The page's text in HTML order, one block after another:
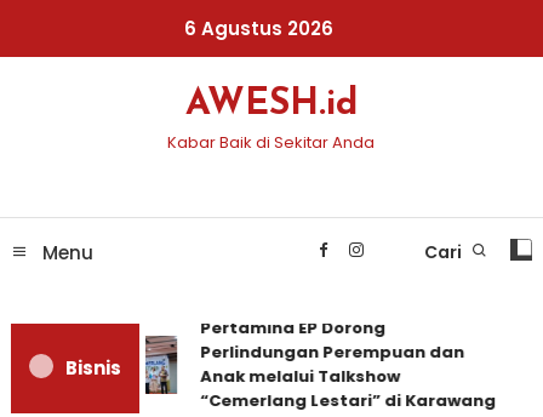
6 Agustus 2026
AWESH.id
Kabar Baik di Sekitar Anda
Menu Cari
Bisnis
Pertamina EP Dorong
Perlindungan Perempuan dan
Anak melalui Talkshow
“Cemerlang Lestari” di Karawang